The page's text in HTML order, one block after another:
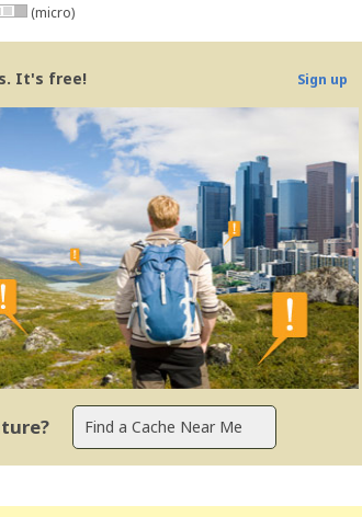
(micro)
It's free! Sign up